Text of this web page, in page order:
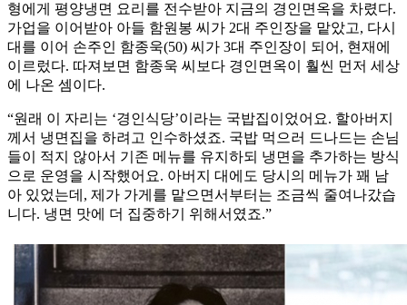
형에게 평양냉면 요리를 전수받아 지금의 경인면옥을 차렸다.
가업을 이어받아 아들 함원봉 씨가 2대 주인장을 맡았고, 다시
대를 이어 손주인 함종욱(50) 씨가 3대 주인장이 되어, 현재에
이르렀다. 따져보면 함종욱 씨보다 경인면옥이 훨씬 먼저 세상
에 나온 셈이다.
“원래 이 자리는 ‘경인식당’이라는 국밥집이었어요. 할아버지
께서 냉면집을 하려고 인수하셨죠. 국밥 먹으러 드나드는 손님
들이 적지 않아서 기존 메뉴를 유지하되 냉면을 추가하는 방식
으로 운영을 시작했어요. 아버지 대에도 당시의 메뉴가 꽤 남
아 있었는데, 제가 가게를 맡으면서부터는 조금씩 줄여나갔습
니다. 냉면 맛에 더 집중하기 위해서였죠.”